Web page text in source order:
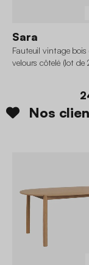
Sara
Fauteuil vintage bois
velours côtelé (lot de
Nos